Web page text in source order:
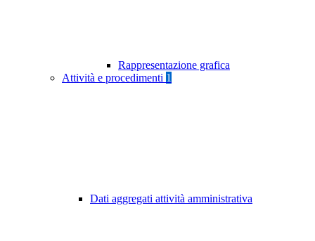
Rappresentazione grafica
Attività e procedimenti 1
Dati aggregati attività amministrativa